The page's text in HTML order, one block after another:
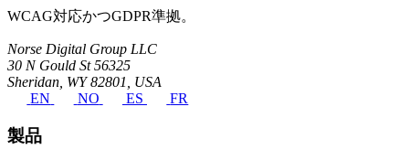
WCAG対応かつGDPR準拠。
Norse Digital Group LLC
30 N Gould St 56325
Sheridan, WY 82801, USA
EN
NO ES FR
製品